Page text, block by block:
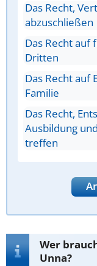
Das Recht,
abzuschließen
Das Recht auf
Dritten
Das Recht auf
Familie
Das Recht,
Ausbildung
treffen
Wer
Unna?